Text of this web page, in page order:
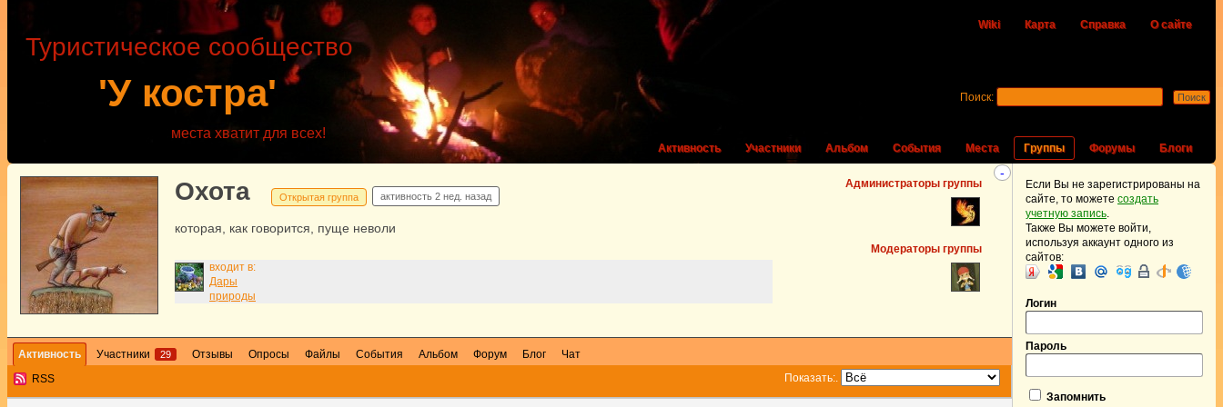
Wiki Карта Справка О сайте
'У костра'
Туристическое сообщество
места хватит для всех!
Активность Участники Альбом События Места Группы Форумы Блоги
Поиск:
-
Администраторы группы
Модераторы группы
Охота Открытая группа активность 2 нед. назад
которая, как говорится, пуще неволи
входит в:
Дары
природы
Активность Участники 29 Отзывы Опросы Файлы События Альбом Форум Блог
Чат
RSS
Показать:.
Если Вы не зарегистрированы на
сайте, то можете создать
учетную запись.
Также Вы можете войти,
используя аккаунт одного из
сайтов:
Логин
Пароль
Запомнить